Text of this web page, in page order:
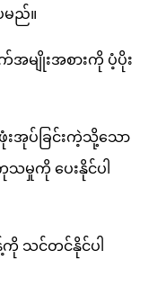
မည်။
မျိုးအစားကို ပံ့ပိုး
းအုပ်ခြင်းကဲ့သို့သော
မှုကို ပေးနိုင်ပါ
သင်တင်နိုင်ပါ